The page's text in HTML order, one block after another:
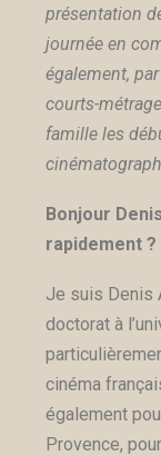
présentation
journée en
également,
courts-
famille les
Bonjour
rapidement ?
Je suis Denis
doctorat à
cinéma
également
Provence,